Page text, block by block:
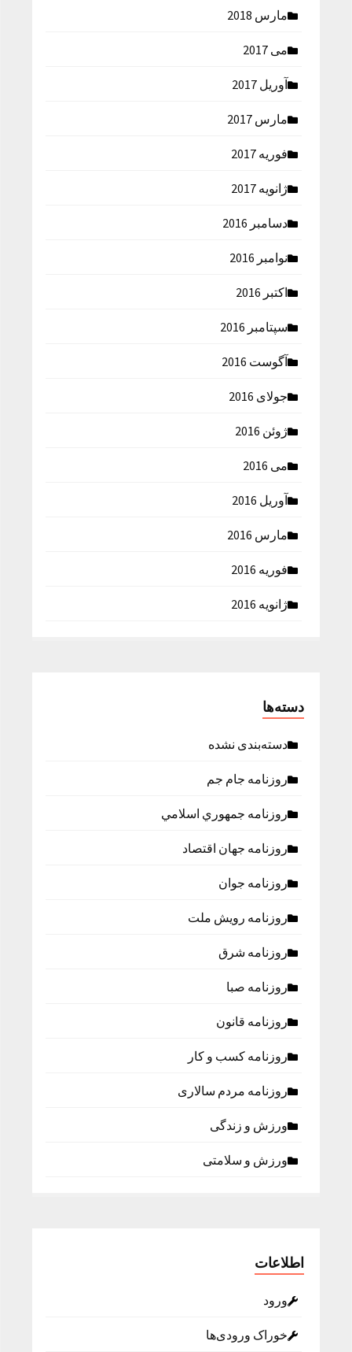
مارس 2018
می 2017
آوریل 2017
مارس 2017
فوریه 2017
ژانویه 2017
دسامبر 2016
نوامبر 2016
اکتبر 2016
سپتامبر 2016
آگوست 2016
جولای 2016
ژوئن 2016
می 2016
آوریل 2016
مارس 2016
فوریه 2016
ژانویه 2016
دسته‌ها
دسته‌بندی نشده
روزنامه جام جم
روزنامه جمهوري اسلامي
روزنامه جهان اقتصاد
روزنامه جوان
روزنامه رویش ملت
روزنامه شرق
روزنامه صبا
روزنامه قانون
روزنامه كسب و كار
روزنامه مردم سالاری
ورزش و زندگی
ورزش و سلامتی
اطلاعات
ورود
خوراک ورودی‌ها